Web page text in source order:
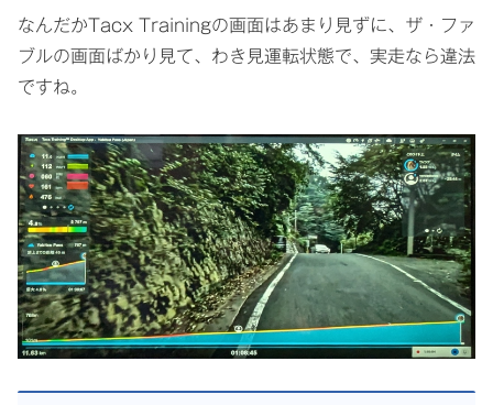
なんだかTacx Trainingの画面はあまり見ずに、ザ・ファ
ブルの画面ばかり見て、わき見運転状態で、実走なら違法
ですね。